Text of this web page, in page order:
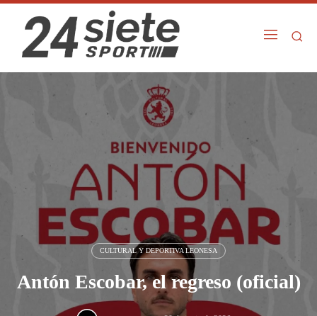
CULTURAL Y DEPORTIVA LEONESA
Antón Escobar, el regreso (oficial)